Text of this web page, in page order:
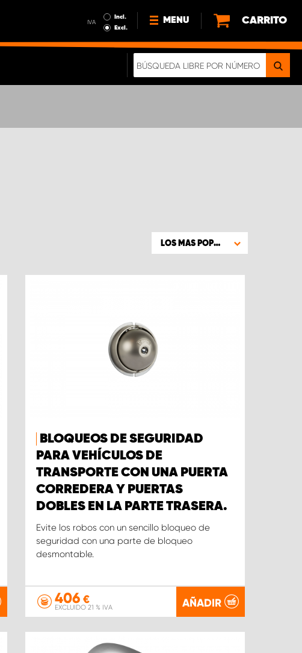
IVA
Incl.
Excl.
MENU
NOTICIAS
CARRITO
LOS MAS POPULARES
BLOQUEOS DE SEGURIDAD
PARA VEHÍCULOS DE
TRANSPORTE CON UNA PUERTA
CORREDERA Y PUERTAS
DOBLES EN LA PARTE TRASERA.
Evite los robos con un sencillo bloqueo de
seguridad con una parte de bloqueo
desmontable.
406 €
EXCLUIDO 21 % IVA AÑADIR